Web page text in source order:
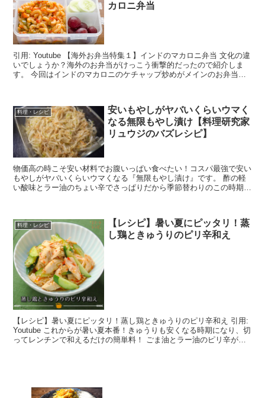
カロニ弁当
引用: Youtube 【海外お弁当特集１】インドのマカロニ弁当 文化の違
いでしょうか？海外のお弁当がけっこう衝撃的だったので紹介しま
す。 今回はインドのマカロニのケチャップ炒めがメインのお弁当で
料理・レシピ
安いもやしがヤバいくらいウマく
なる無限もやし漬け【料理研究家
リュウジのバズレシピ】
物価高の時こそ安い材料でお腹いっぱい食べたい！コスパ最強で安い
もやしがヤバいくらいウマくなる『無限もやし漬け』です。 酢の軽
い酸味とラー油のちょい辛でさっぱりだから季節替わりのこの時期で
料理・レシピ
【レシピ】暑い夏にピッタリ！蒸
し鶏ときゅうりのピリ辛和え
【レシピ】暑い夏にピッタリ！蒸し鶏ときゅうりのピリ辛和え 引用:
Youtube これからが暑い夏本番！きゅうりも安くなる時期になり、切
ってレンチンで和えるだけの簡単料！ ごま油とラー油のピリ辛が食